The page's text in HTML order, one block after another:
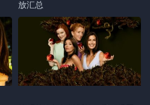
放汇总